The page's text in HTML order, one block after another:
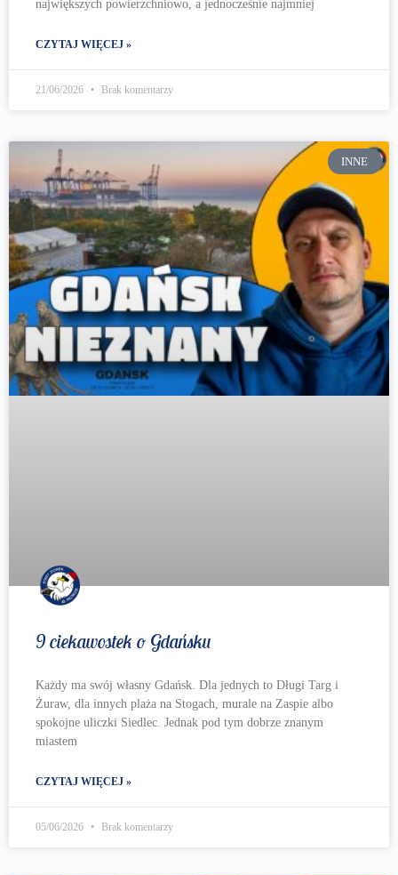
największych powierzchniowo, a jednocześnie najmniej
CZYTAJ WIĘCEJ »
21/06/2026 Brak komentarzy
INNE
9 ciekawostek o Gdańsku
Każdy ma swój własny Gdańsk. Dla jednych to Długi Targ i
Żuraw, dla innych plaża na Stogach, murale na Zaspie albo
spokojne uliczki Siedlec. Jednak pod tym dobrze znanym
miastem
CZYTAJ WIĘCEJ »
05/06/2026 Brak komentarzy